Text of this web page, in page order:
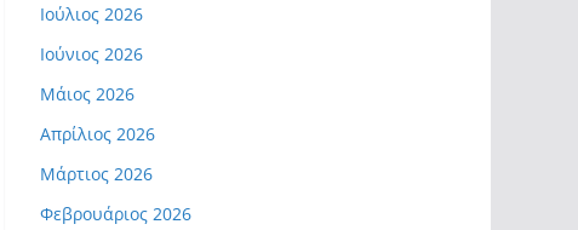
Ιούλιος 2026
Ιούνιος 2026
Μάιος 2026
Απρίλιος 2026
Μάρτιος 2026
Φεβρουάριος 2026